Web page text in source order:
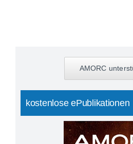
AMORC
kostenlose ePublikationen